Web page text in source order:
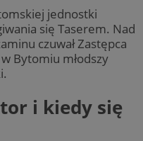
jednostki
się Taserem. Nad
czuwał Zastępca
Bytomiu młodszy
i kiedy się